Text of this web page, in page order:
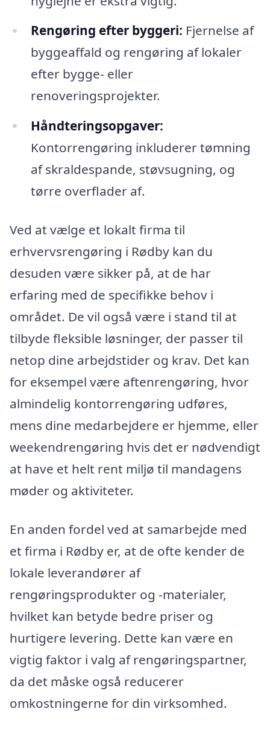
Rengøring efter byggeri: Fjernelse af
byggeaffald og rengøring af lokaler
efter bygge- eller
renoveringsprojekter.
Håndteringsopgaver:
Kontorrengøring inkluderer tømning
af skraldespande, støvsugning, og
tørre overflader af.
Ved at vælge et lokalt firma til
erhvervsrengøring i Rødby kan du
desuden være sikker på, at de har
erfaring med de specifikke behov i
området. De vil også være i stand til at
tilbyde fleksible løsninger, der passer til
netop dine arbejdstider og krav. Det kan
for eksempel være aftenrengøring, hvor
almindelig kontorrengøring udføres,
mens dine medarbejdere er hjemme, eller
weekendrengøring hvis det er nødvendigt
at have et helt rent miljø til mandagens
møder og aktiviteter.
En anden fordel ved at samarbejde med
et firma i Rødby er, at de ofte kender de
lokale leverandører af
rengøringsprodukter og -materialer,
hvilket kan betyde bedre priser og
hurtigere levering. Dette kan være en
vigtig faktor i valg af rengøringspartner,
da det måske også reducerer
omkostningerne for din virksomhed.